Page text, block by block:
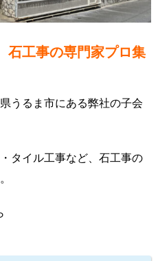
石工事の専門家プロ集
うるま市にある弊社の子会
タイル工事など、石工事の